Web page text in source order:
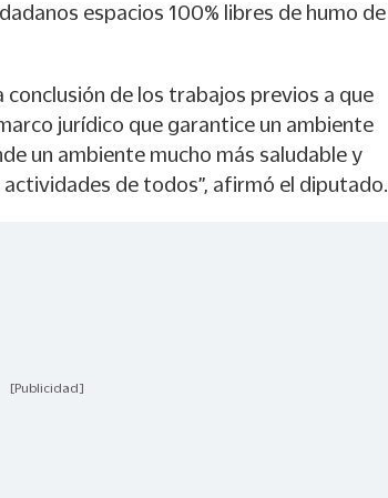
espacios 100% libres de humo de
conclusión de los trabajos previos a que
jurídico que garantice un ambiente
un ambiente mucho más saludable y
de todos”, afirmó el diputado.
[Publicidad]